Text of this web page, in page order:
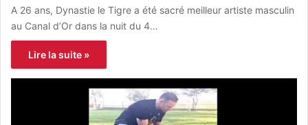
A 26 ans, Dynastie le Tigre a été sacré meilleur artiste masculin
au Canal d’Or dans la nuit du 4…
Lire la suite »